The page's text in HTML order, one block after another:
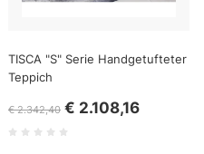
TISCA "S" Serie Handgetufteter
Teppich
€ 2.342,40 € 2.108,16